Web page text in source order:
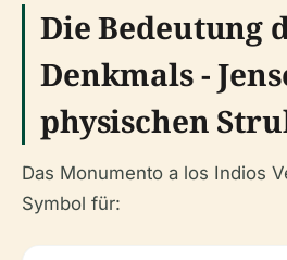
Die Bedeutung
Denkmals -
physischen
Das Monumento a los Indios
Symbol für: